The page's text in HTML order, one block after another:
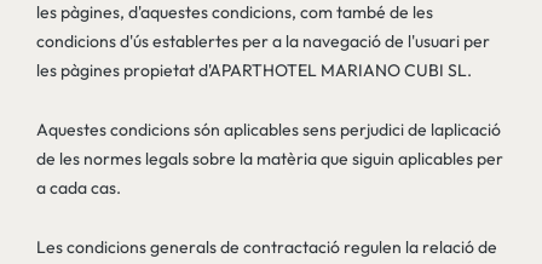
les pàgines, d'aquestes condicions, com també de les
condicions d'ús establertes per a la navegació de l'usuari per
les pàgines propietat d'APARTHOTEL MARIANO CUBI SL.
Aquestes condicions són aplicables sens perjudici de laplicació
de les normes legals sobre la matèria que siguin aplicables per
a cada cas.
Les condicions generals de contractació regulen la relació de